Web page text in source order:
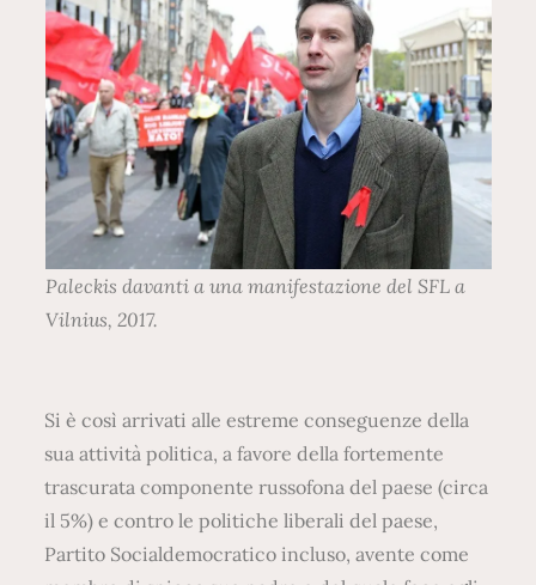
Paleckis davanti a una manifestazione del SFL a
Vilnius, 2017.
Si è così arrivati alle estreme conseguenze della
sua attività politica, a favore della fortemente
trascurata componente russofona del paese (circa
il 5%) e contro le politiche liberali del paese,
Partito Socialdemocratico incluso, avente come